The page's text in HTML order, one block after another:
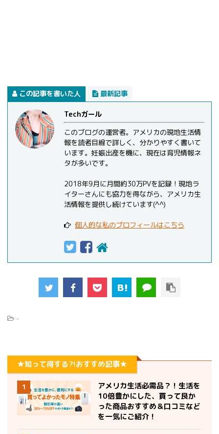
この記事を書いた人 最新記事
Techガール
このブログの運営者。アメリカの現地生活情
報を読者目線で詳しく、分かりやすく書いて
います。妊娠出産を機に、現在は育児情報ネ
タが多いです。
2018年9月に月間約30万PVを記録！現地ラ
イターさんにも協力を得ながら、アメリカ生
活情報を提供し続けています(^^)
個人的な私のプロフィールはこちら
-
★知って得する?!おすすめ記事★
1
アメリカ生活必需品？！生活を
10倍豊かにした、買って良か
った商品おすすめ＆口コミなど
を一気にご紹介！